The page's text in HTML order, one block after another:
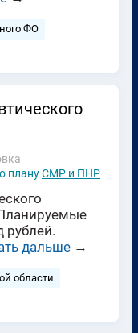
ФО
плануСМР и ПНР
рублей.
дальше →
области